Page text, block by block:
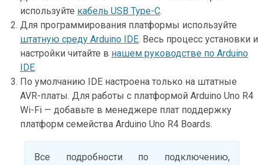
используйте кабель USB Type-C.
Для программирования платформы используйте
штатную среду Arduino IDE. Весь процесс установки и
настройки читайте в нашем руководстве по Arduino
IDE.
По умолчанию IDE настроена только на штатные
AVR-платы. Для работы с платформой Arduino Uno R4
Wi-Fi — добавьте в менеджере плат поддержку
платформ семейства Arduino Uno R4 Boards.
Все подробности по подключению,